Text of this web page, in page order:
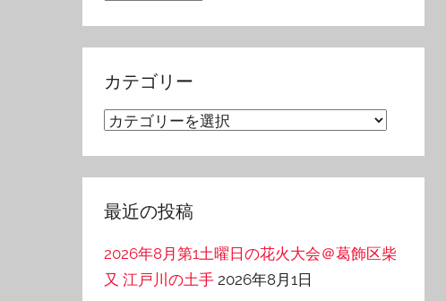
ブ
カテゴリー
カ
ー
最近の投稿
2026年8月第1土曜日の花火大会＠葛飾区柴
又 江戸川の土手 2026年8月1日